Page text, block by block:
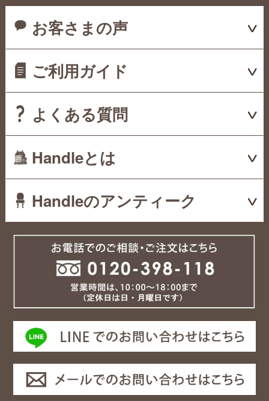
お客さまの声
ご利用ガイド
よくある質問
Handleとは
Handleのアンティーク